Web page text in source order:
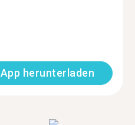
App herunterladen